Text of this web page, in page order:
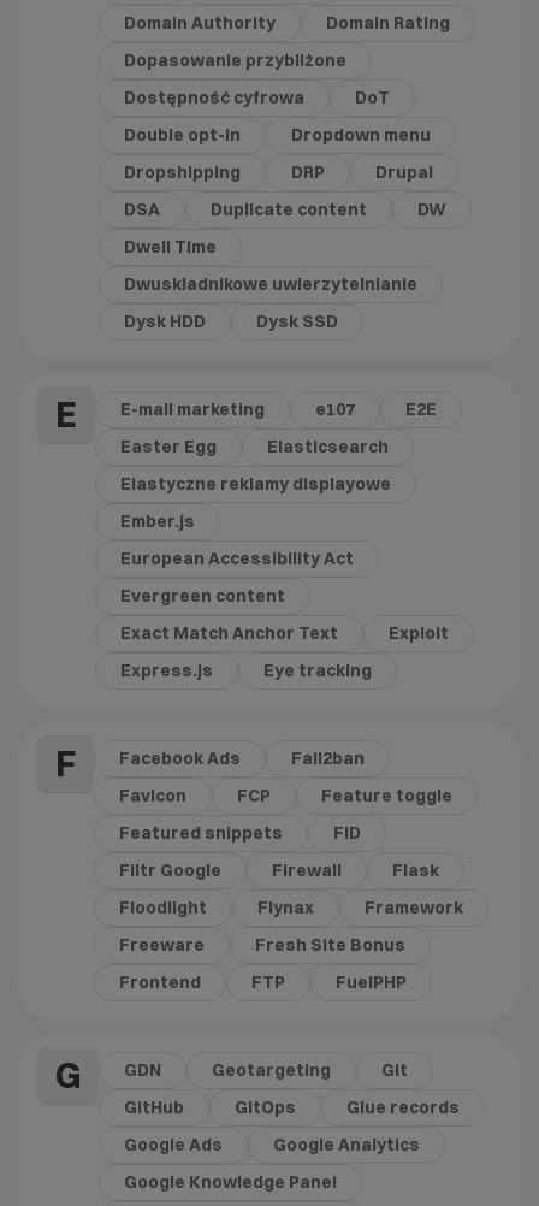
Domain Authority
Domain Rating
Dopasowanie przybliżone
Dostępność cyfrowa
DoT
Double opt-in
Dropdown menu
Dropshipping
DRP
Drupal
DSA
Duplicate content
DW
Dwell Time
Dwuskładnikowe uwierzytelnianie
Dysk HDD
Dysk SSD
E E-mail marketing e107
E2E
Easter Egg
Elasticsearch
Elastyczne reklamy displayowe
Ember.js
European Accessibility Act
Evergreen content
Exact Match Anchor Text
Exploit
Express.js
Eye tracking
F Facebook Ads
Fail2ban
Favicon
FCP
Feature toggle
Featured snippets
FID
Filtr Google
Firewall
Flask
Floodlight
Flynax
Framework
Freeware
Fresh Site Bonus
Frontend
FTP FuelPHP
G GDN Geotargeting
Git
GitHub
GitOps
Glue records
Google Ads
Google Analytics
Google Knowledge Panel